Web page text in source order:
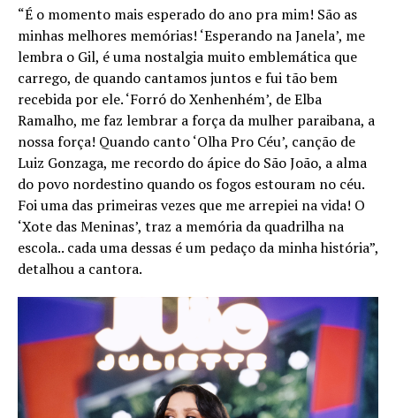
“É o momento mais esperado do ano pra mim! São as
minhas melhores memórias! ‘Esperando na Janela’, me
lembra o Gil, é uma nostalgia muito emblemática que
carrego, de quando cantamos juntos e fui tão bem
recebida por ele. ‘Forró do Xenhenhém’, de Elba
Ramalho, me faz lembrar a força da mulher paraibana, a
nossa força! Quando canto ‘Olha Pro Céu’, canção de
Luiz Gonzaga, me recordo do ápice do São João, a alma
do povo nordestino quando os fogos estouram no céu.
Foi uma das primeiras vezes que me arrepiei na vida! O
‘Xote das Meninas’, traz a memória da quadrilha na
escola.. cada uma dessas é um pedaço da minha história”,
detalhou a cantora.